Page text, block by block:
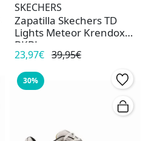
SKECHERS
Zapatilla Skechers TD
Lights Meteor Krendox
BKBL
23,97€ 39,95€
30%